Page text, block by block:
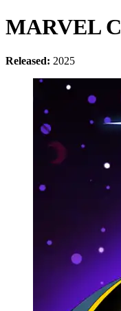
MARVEL
Released: 2025